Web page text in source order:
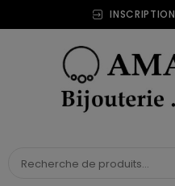
INSCRIPTION
BIJOUTERIE